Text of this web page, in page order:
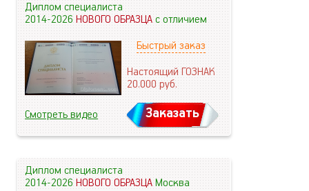
Диплом специалиста
2014-2026НОВОГО ОБРАЗЦАс отличием
Быстрый заказ
Настоящий ГОЗНАК
20.000руб.
Смотреть видео Заказать
Диплом специалиста
2014-2026НОВОГО ОБРАЗЦАМосква